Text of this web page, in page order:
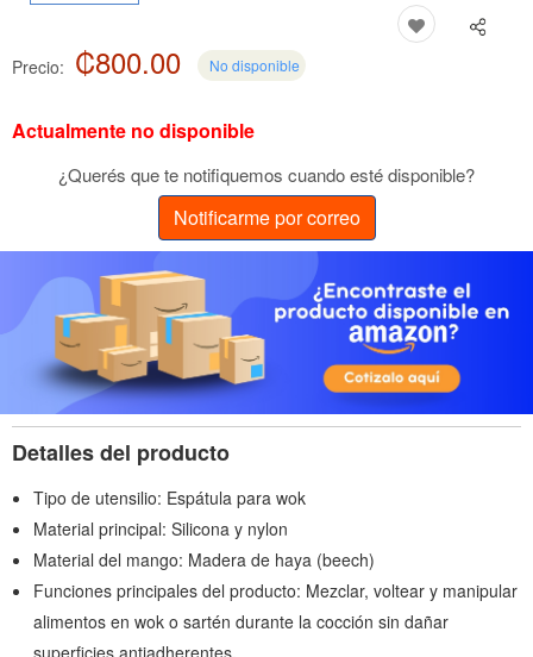
Precio: ₡800.00 No disponible
Actualmente no disponible
¿Querés que te notifiquemos cuando esté disponible?
Notificarme por correo
Detalles del producto
Tipo de utensilio: Espátula para wok
Material principal: Silicona y nylon
Material del mango: Madera de haya (beech)
Funciones principales del producto: Mezclar, voltear y manipular
alimentos en wok o sartén durante la cocción sin dañar